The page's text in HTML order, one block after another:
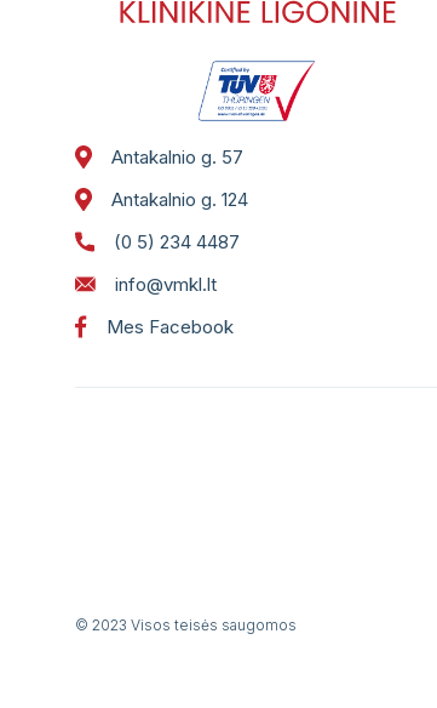
Antakalnio g. 57
Antakalnio g. 124
(0 5) 234 4487
info@vmkl.lt
Mes Facebook
© 2023 Visos teisės saugomos